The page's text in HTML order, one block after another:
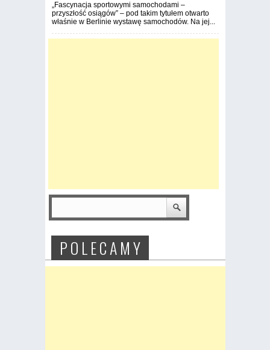
„Fascynacja sportowymi samochodami –
przyszłość osiągów” – pod takim tytułem otwarto
właśnie w Berlinie wystawę samochodów. Na jej...
P O L E C A M Y